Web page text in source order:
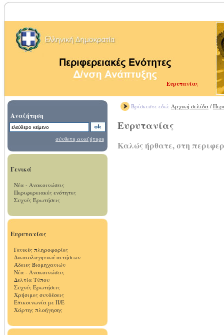
Ευρυτανίας
Αναζήτηση
σύνθετη αναζήτηση
Γενικά
Νέα - Ανακοινώσεις
Περιφερειακές ενότητες
Συχνές Ερωτήσεις
Ευρυτανίας
Γενικές πληροφορίες
Δικαιολογητικά αιτήσεων
Άδειες Βιομηχανιών
Νέα - Ανακοινώσεις
Δελτία Τύπου
Συχνές Ερωτήσεις
Χρήσιμες συνδέσεις
Επικοινωνία με Π/Ε
Χάρτης πλοήγησης
Βρίσκεστε εδώ: Αρχική σελίδα /
Ευρυτανίας
Καλώς ήρθατε, στη